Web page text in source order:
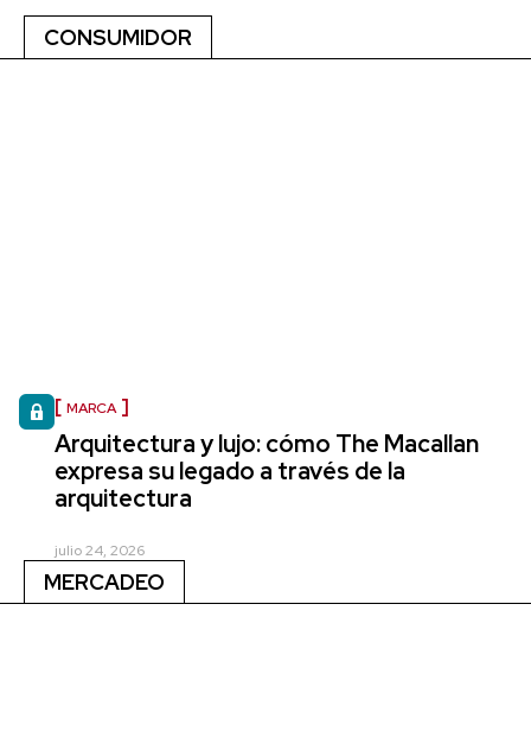
CONSUMIDOR
MARCA
Arquitectura y lujo: cómo The Macallan
expresa su legado a través de la
arquitectura
julio 24, 2026
MERCADEO